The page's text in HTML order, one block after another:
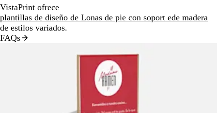
VistaPrint ofrece
plantillas de diseño de Lonas de pie con soport ede madera
de estilos variados.
FAQs